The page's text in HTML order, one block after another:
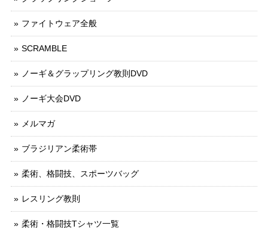
ファイトウェア全般
SCRAMBLE
ノーギ＆グラップリング教則DVD
ノーギ大会DVD
メルマガ
ブラジリアン柔術帯
柔術、格闘技、スポーツバッグ
レスリング教則
柔術・格闘技Tシャツ一覧